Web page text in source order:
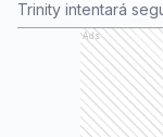
Trinity intentará
Ads